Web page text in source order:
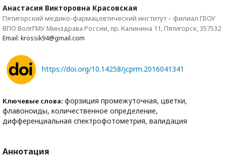
Анастасия Викторовна Красовская
Пятигорский медико-фармацевтический институт – филиал ГБОУ
ВПО ВолгГМУ Минздрава России, пр. Калинина 11, Пятигорск, 357532
Email: krossik94@gmail.com
https://doi.org/10.14258/jcprm.2016041341
Ключевые слова: форзиция промежуточная, цветки,
флавоноиды, количественное определение,
дифференциальная спектрофотометрия, валидация
Аннотация